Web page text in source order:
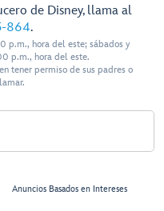
de Disney, llama al
864.
p.m., hora del este; sábados y
p.m., hora del este.
tener permiso de sus padres o
Anuncios Basados en Intereses